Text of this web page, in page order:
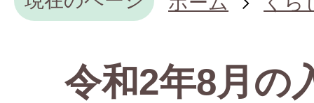
令和2年8月の